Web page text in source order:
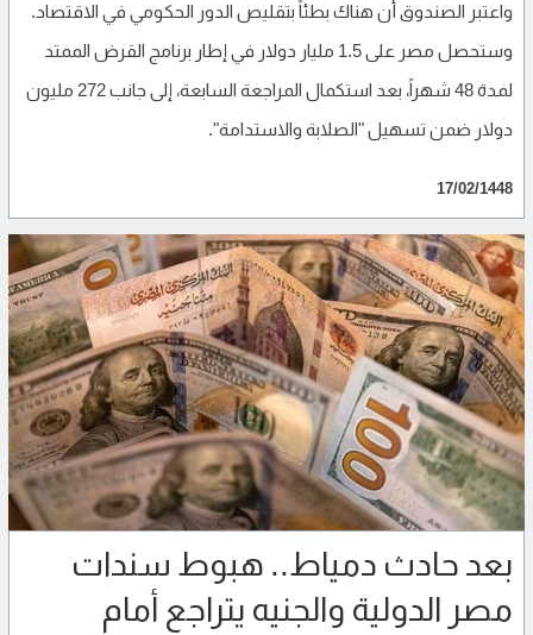
واعتبر الصندوق أن هناك بطئاً بتقليص الدور الحكومي في الاقتصاد.
وستحصل مصر على 1.5 مليار دولار في إطار برنامج القرض الممتد
لمدة 48 شهراً، بعد استكمال المراجعة السابعة، إلى جانب 272 مليون
دولار ضمن تسهيل "الصلابة والاستدامة".
17/02/1448
بعد حادث دمياط.. هبوط سندات
مصر الدولية والجنيه يتراجع أمام